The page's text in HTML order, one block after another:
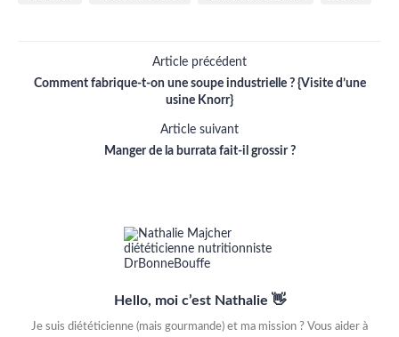
Article précédent
Comment fabrique-t-on une soupe industrielle ? {Visite d’une
usine Knorr}
Article suivant
Manger de la burrata fait-il grossir ?
Hello, moi c’est Nathalie 👋
Je suis diététicienne (mais gourmande) et ma mission ? Vous aider à